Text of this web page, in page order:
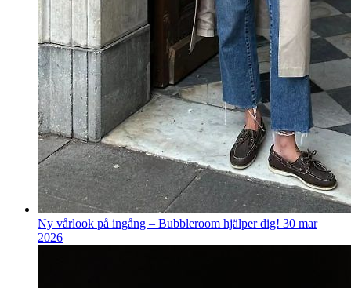
Ny vårlook på ingång – Bubbleroom hjälper dig! 30 mar
2026